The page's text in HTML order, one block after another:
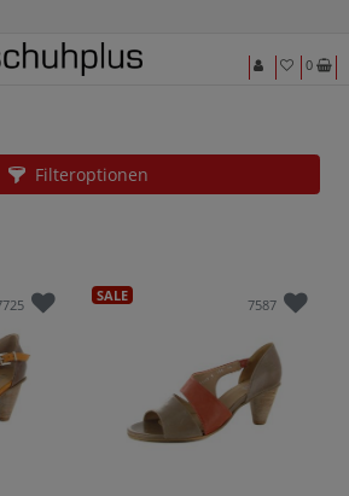
0
von Fidji für Damen
Filteroptionen
SALE 7587